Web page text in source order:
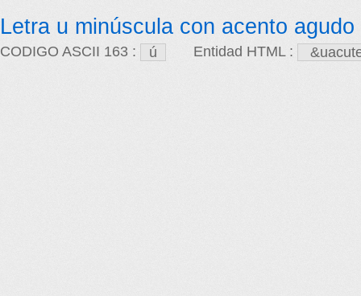
Letra u minúscula con acento agudo
CODIGO ASCII 163 : Entidad HTML :